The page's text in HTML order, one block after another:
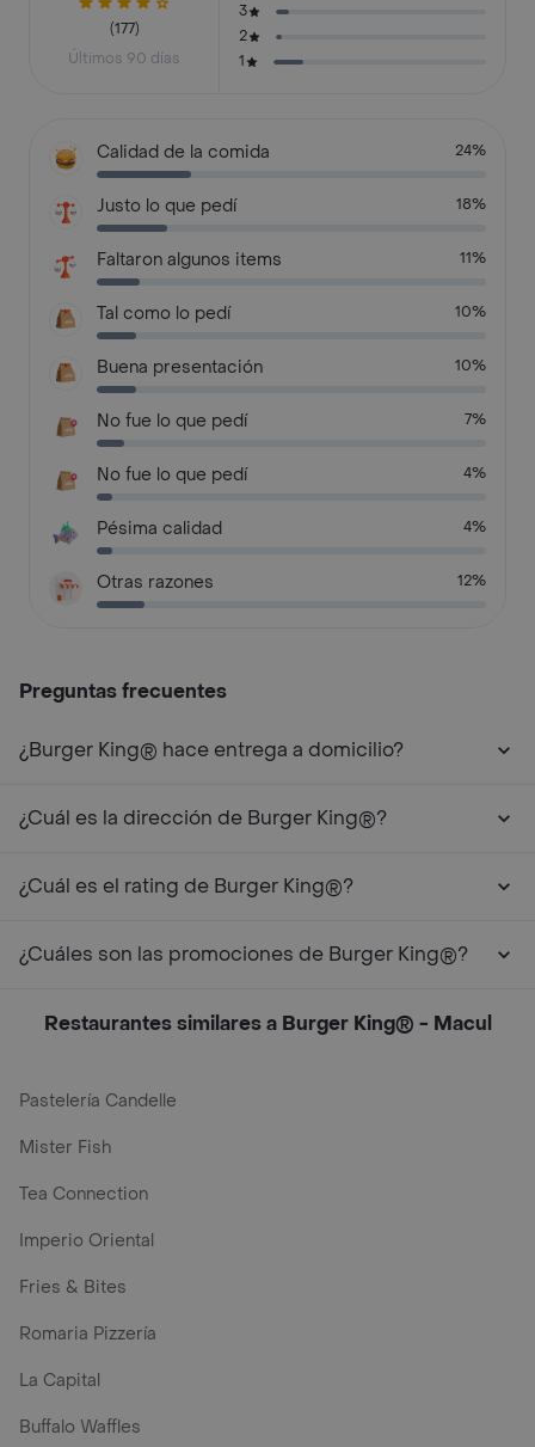
(177)
Últimos 90 días
3
2
1
Calidad de la comida 24%
Justo lo que pedí 18%
Faltaron algunos items 11%
Tal como lo pedí 10%
Buena presentación 10%
No fue lo que pedí 7%
No fue lo que pedí 4%
Pésima calidad 4%
Otras razones 12%
Preguntas frecuentes
¿Burger King® hace entrega a domicilio?
¿Cuál es la dirección de Burger King®?
¿Cuál es el rating de Burger King®?
¿Cuáles son las promociones de Burger King®?
Restaurantes similares a Burger King® - Macul
Pastelería Candelle
Mister Fish
Tea Connection
Imperio Oriental
Fries & Bites
Romaria Pizzería
La Capital
Buffalo Waffles